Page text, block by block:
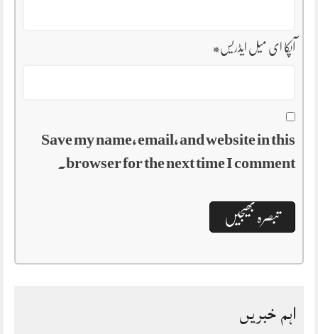
آپکا ای میل ایڈریس*
Save my name, email, and website in this
browser for the next time I comment.
اہم خبریں